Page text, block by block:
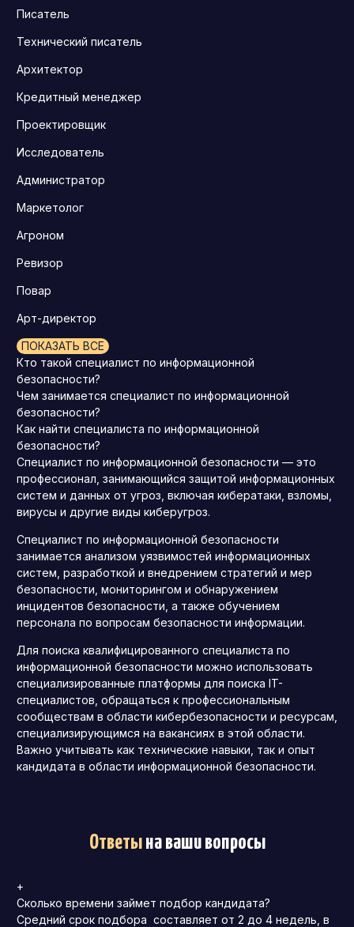
Писатель
Технический писатель
Архитектор
Кредитный менеджер
Проектировщик
Исследователь
Администратор
Маркетолог
Агроном
Ревизор
Повар
Арт-директор
ПОКАЗАТЬ ВСЕ
Кто такой специалист по информационной
безопасности?
Чем занимается специалист по информационной
безопасности?
Как найти специалиста по информационной
безопасности?
Специалист по информационной безопасности — это
профессионал, занимающийся защитой информационных
систем и данных от угроз, включая кибератаки, взломы,
вирусы и другие виды киберугроз.
Специалист по информационной безопасности
занимается анализом уязвимостей информационных
систем, разработкой и внедрением стратегий и мер
безопасности, мониторингом и обнаружением
инцидентов безопасности, а также обучением
персонала по вопросам безопасности информации.
Для поиска квалифицированного специалиста по
информационной безопасности можно использовать
специализированные платформы для поиска IT-
специалистов, обращаться к профессиональным
сообществам в области кибербезопасности и ресурсам,
специализирующимся на вакансиях в этой области.
Важно учитывать как технические навыки, так и опыт
кандидата в области информационной безопасности.
Ответына ваши вопросы
+
Сколько времени займет подбор кандидата?
Средний срок подбора составляет от 2 до 4 недель, в